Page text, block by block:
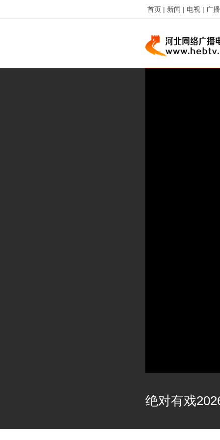
首页 | 新闻 | 电视 | 广
绝对有戏